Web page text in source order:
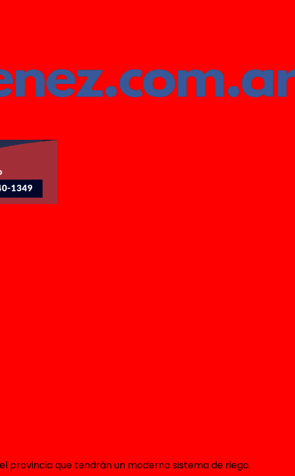
provincia que tendrán un moderno sistema de riego.